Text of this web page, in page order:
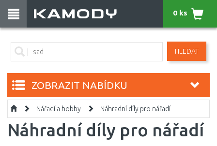
HLEDAT
0 ks
ZOBRAZIT NABÍDKU
Nářadí a hobby Náhradní díly pro nářadí
Náhradní díly pro nářadí